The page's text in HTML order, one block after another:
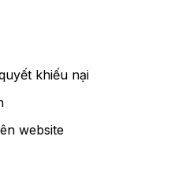
khiếu nại
website